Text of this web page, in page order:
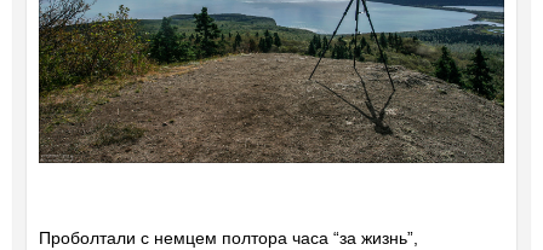
Проболтали с немцем полтора часа “за жизнь”,